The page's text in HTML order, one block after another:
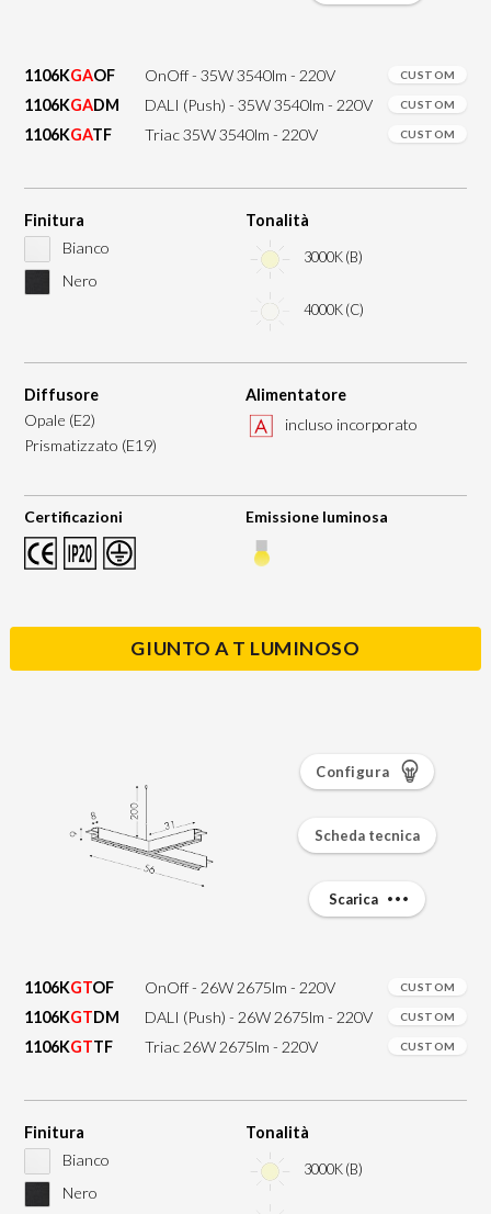
1106KGAOF OnOff - 35W 3540lm - 220V CUSTOM
1106KGADM DALI (Push) - 35W 3540lm - 220V CUSTOM
1106KGATF Triac 35W 3540lm - 220V CUSTOM
Finitura
Bianco
Nero
Tonalità
3000K (B)
4000K (C)
Diffusore
Opale (E2)
Prismatizzato (E19)
Alimentatore
incluso incorporato
Certificazioni Emissione luminosa
GIUNTO A T LUMINOSO
1106KGTOF OnOff - 26W 2675lm - 220V CUSTOM
1106KGTDM DALI (Push) - 26W 2675lm - 220V CUSTOM
1106KGTTF Triac 26W 2675lm - 220V CUSTOM
Finitura
Bianco
Nero
Tonalità
3000K (B)
Configura
Scheda tecnica
Scarica